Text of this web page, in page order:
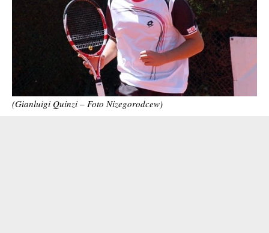
(Gianluigi Quinzi – Foto Nizegorodcew)